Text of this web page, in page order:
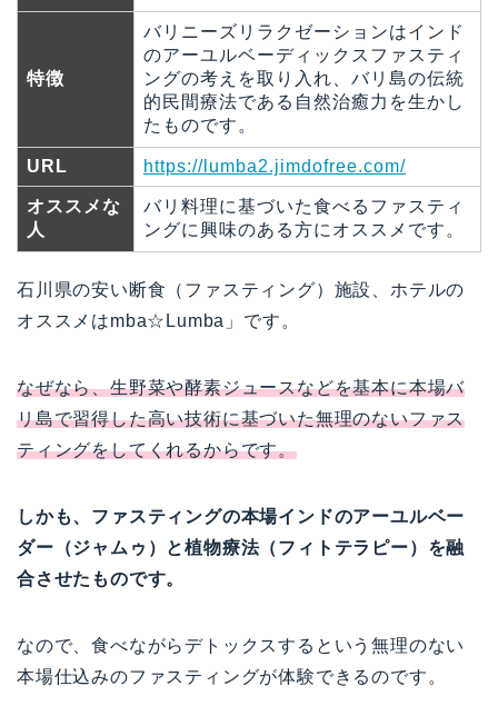
特徴
バリニーズリラクゼーションはインド
のアーユルベーディックスファスティ
ングの考えを取り入れ、バリ島の伝統
的民間療法である自然治癒力を生かし
たものです。
URL https://lumba2.jimdofree.com/
オススメな
人
バリ料理に基づいた食べるファスティ
ングに興味のある方にオススメです。
石川県の安い断食（ファスティング）施設、ホテルの
オススメはmba☆Lumba」です。
なぜなら、生野菜や酵素ジュースなどを基本に本場バ
リ島で習得した高い技術に基づいた無理のないファス
ティングをしてくれるからです。
しかも、ファスティングの本場インドのアーユルベー
ダー（ジャムゥ）と植物療法（フィトテラピー）を融
合させたものです。
なので、食べながらデトックスするという無理のない
本場仕込みのファスティングが体験できるのです。